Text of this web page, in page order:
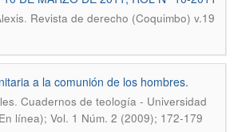
. Revista de derecho (Coquimbo) v.19
a la comunión de los hombres.
. Cuadernos de teología - Universidad
línea); Vol. 1 Núm. 2 (2009); 172-179